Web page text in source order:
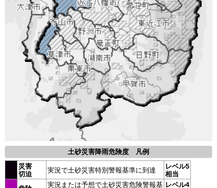
土砂災害降雨危険度 凡例
災害
切迫
実況で土砂災害特別警報基準に到達
レベル5
相当
実況または予想で土砂災害危険警報基 レベル4